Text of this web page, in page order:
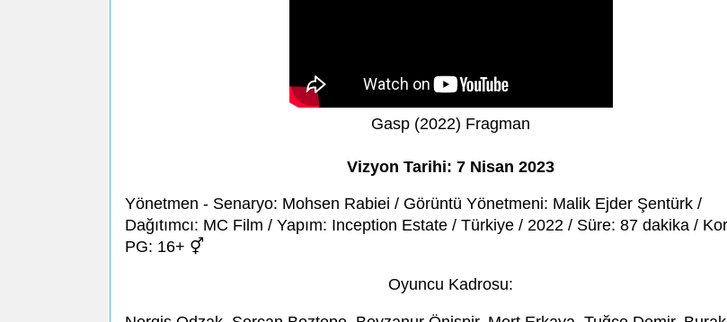
Gasp (2022) Fragman
Vizyon Tarihi: 7 Nisan 2023
Yönetmen - Senaryo: Mohsen Rabiei / Görüntü Yönetmeni: Malik Ejder Şentürk /
Dağıtımcı: MC Film / Yapım: Inception Estate / Türkiye / 2022 / Süre: 87 dakika /
PG: 16+ ⚥
Oyuncu Kadrosu: